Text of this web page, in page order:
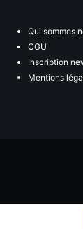
Qui sommes
CGU
Inscription
Mentions